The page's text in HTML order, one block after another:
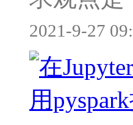
2021-9-27